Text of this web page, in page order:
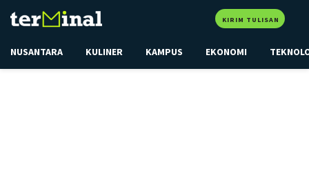
KIRIM TULISAN
NUSANTARA KULINER KAMPUS EKONOMI